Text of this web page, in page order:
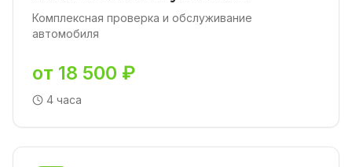
Комплексная проверка и обслуживание
автомобиля
от 18 500 ₽
4 часа